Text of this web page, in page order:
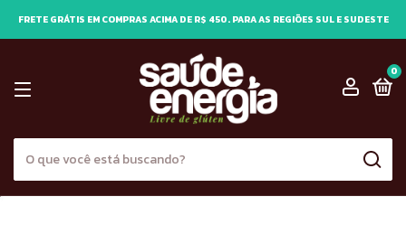
FRETE GRÁTIS EM COMPRAS ACIMA DE R$ 450. PARA AS REGIÕES SUL E SUDESTE
0